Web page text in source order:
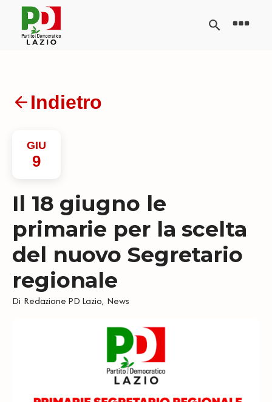
Indietro
GIU
9
Il 18 giugno le
primarie per la scelta
del nuovo Segretario
regionale
Di Redazione PD Lazio, News